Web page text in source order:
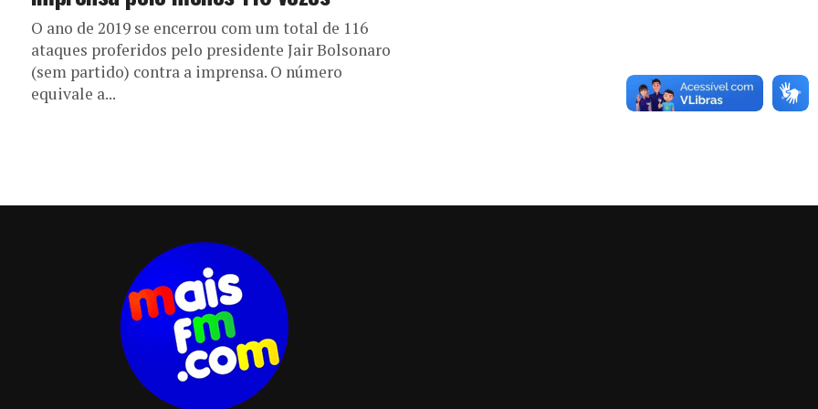
O ano de 2019 se encerrou com um total de 116
ataques proferidos pelo presidente Jair Bolsonaro
(sem partido) contra a imprensa. O número
equivale a...